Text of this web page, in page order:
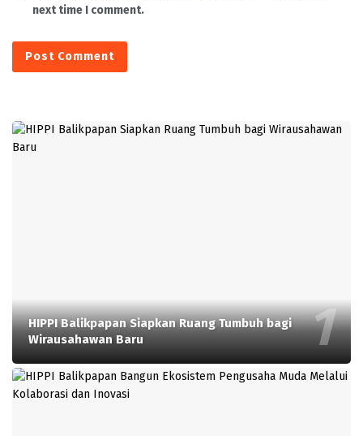
next time I comment.
HIPPI Balikpapan Siapkan Ruang Tumbuh bagi
Wirausahawan Baru